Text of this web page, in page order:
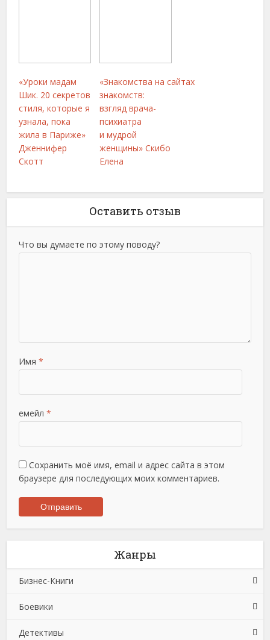
«Уроки мадам
Шик. 20 секретов
стиля, которые я
узнала, пока
жила в Париже»
Дженнифер
Скотт
«Знакомства на сайтах
знакомств:
взгляд врача-
психиатра
и мудрой
женщины» Скибо
Елена
Оставить отзыв
Что вы думаете по этому поводу?
Имя *
емейл *
Сохранить моё имя, email и адрес сайта в этом
браузере для последующих моих комментариев.
Жанры
Бизнес-Книги
Банковское дело
Бухучет, налогообложение, аудит
Боевики
Боевики: Прочее
Детективы